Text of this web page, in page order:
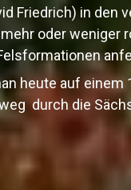
Friedrich) in den
oder weniger
heute auf einem
durch die